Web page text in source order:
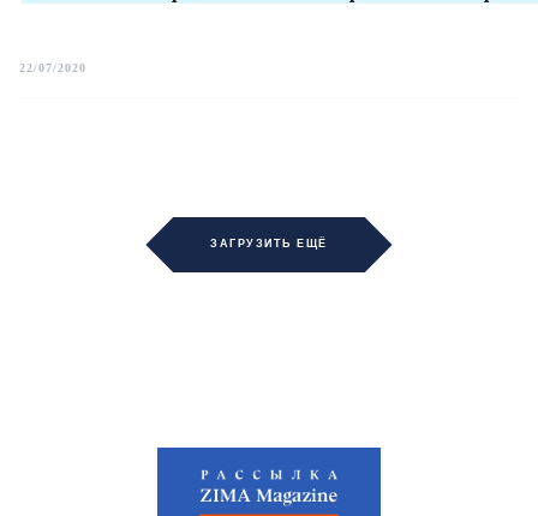
22/07/2020
ЗАГРУЗИТЬ ЕЩЁ